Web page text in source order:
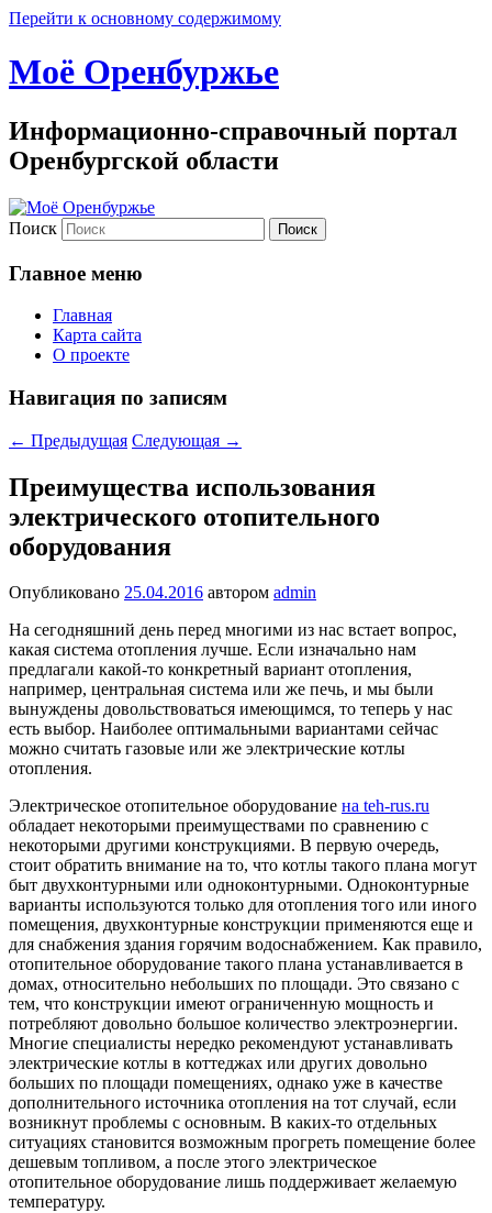
Перейти к основному содержимому
Моё Оренбуржье
Информационно-справочный портал
Оренбургской области
Поиск
Главное меню
Главная
Карта сайта
О проекте
Навигация по записям
← Предыдущая Следующая →
Преимущества использования
электрического отопительного
оборудования
Опубликовано 25.04.2016 автором admin
На сегодняшний день перед многими из нас встает вопрос,
какая система отопления лучше. Если изначально нам
предлагали какой-то конкретный вариант отопления,
например, центральная система или же печь, и мы были
вынуждены довольствоваться имеющимся, то теперь у нас
есть выбор. Наиболее оптимальными вариантами сейчас
можно считать газовые или же электрические котлы
отопления.
Электрическое отопительное оборудование на teh-rus.ru
обладает некоторыми преимуществами по сравнению с
некоторыми другими конструкциями. В первую очередь,
стоит обратить внимание на то, что котлы такого плана могут
быт двухконтурными или одноконтурными. Одноконтурные
варианты используются только для отопления того или иного
помещения, двухконтурные конструкции применяются еще и
для снабжения здания горячим водоснабжением. Как правило,
отопительное оборудование такого плана устанавливается в
домах, относительно небольших по площади. Это связано с
тем, что конструкции имеют ограниченную мощность и
потребляют довольно большое количество электроэнергии.
Многие специалисты нередко рекомендуют устанавливать
электрические котлы в коттеджах или других довольно
больших по площади помещениях, однако уже в качестве
дополнительного источника отопления на тот случай, если
возникнут проблемы с основным. В каких-то отдельных
ситуациях становится возможным прогреть помещение более
дешевым топливом, а после этого электрическое
отопительное оборудование лишь поддерживает желаемую
температуру.